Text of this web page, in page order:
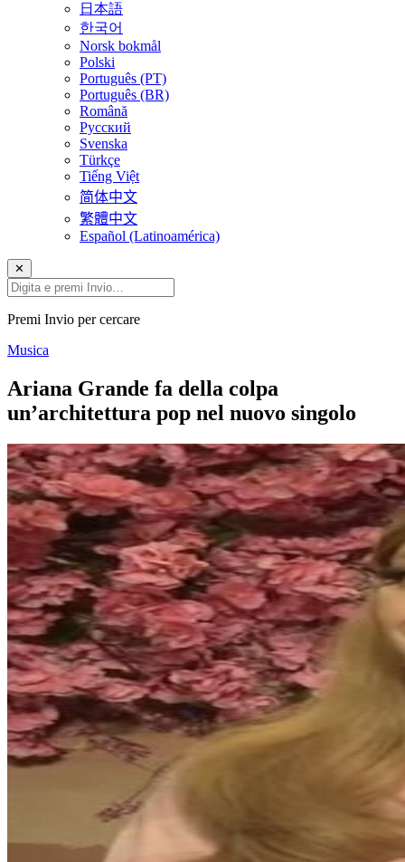
日本語
한국어
Norsk bokmål
Polski
Português (PT)
Português (BR)
Română
Русский
Svenska
Türkçe
Tiếng Việt
简体中文
繁體中文
Español (Latinoamérica)
✕
Premi Invio per cercare
Musica
Ariana Grande fa della colpa
un’architettura pop nel nuovo singolo